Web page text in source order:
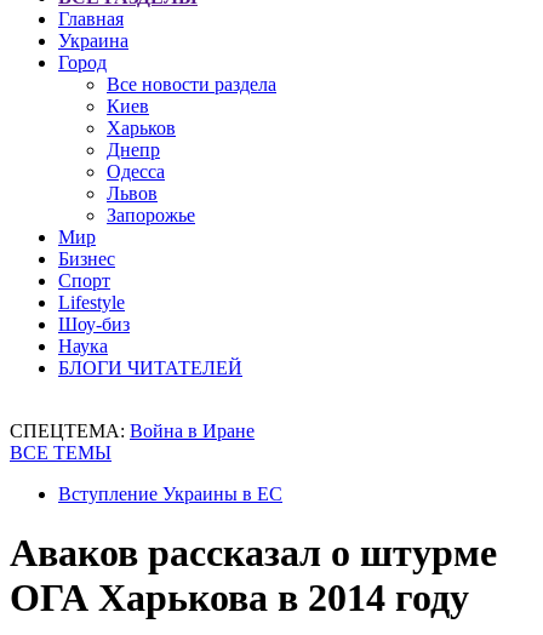
Главная
Украина
Город
Все новости раздела
Киев
Харьков
Днепр
Одесса
Львов
Запорожье
Мир
Бизнес
Спорт
Lifestyle
Шоу-биз
Наука
БЛОГИ ЧИТАТЕЛЕЙ
СПЕЦТЕМА: Война в Иране
ВСЕ ТЕМЫ
Вступление Украины в ЕС
Аваков рассказал о штурме
ОГА Харькова в 2014 году